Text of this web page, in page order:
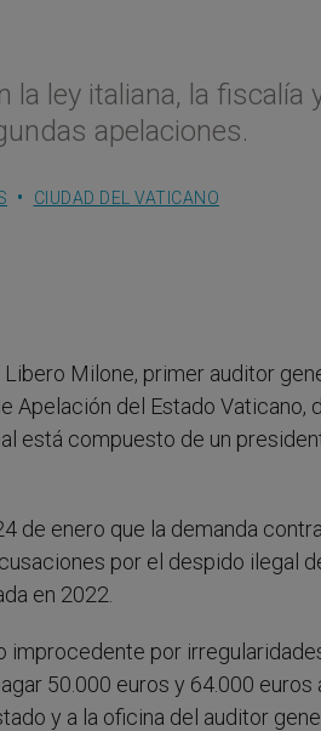
la ley italiana, la
apelaciones.
CIUDAD DEL VATICANO
Milone, primer auditor
Apelación del Estado
está compuesto de un
de enero que la demanda
por el despido ilegal
en 2022.
improcedente por
50.000 euros y 64.000
y a la oficina del auditor